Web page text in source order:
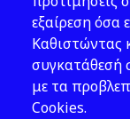
εξαίρεση όσα
Καθιστώντας
συγκατάθεσή
με τα
Cookies.